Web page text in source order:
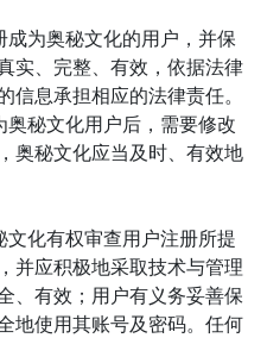
为奥秘文化的用户，并保
实、完整、有效，依据法律
息承担相应的法律责任。
秘文化用户后，需要修改
奥秘文化应当及时、有效地
化有权审查用户注册所提
并应积极地采取技术与管理
、有效；用户有义务妥善保
地使用其账号及密码。任何